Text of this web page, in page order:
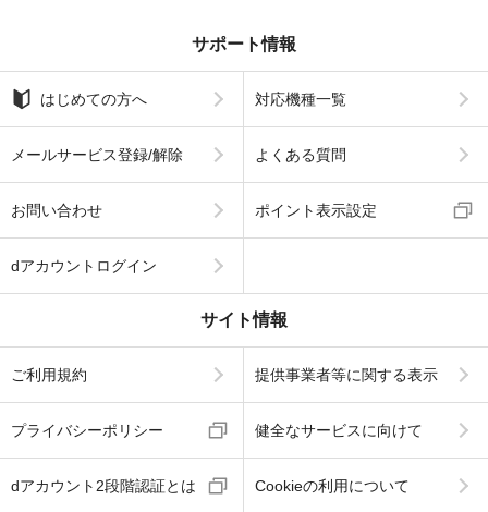
サポート情報
はじめての方へ 対応機種一覧
メールサービス登録/解除 よくある質問
お問い合わせ ポイント表示設定
dアカウントログイン
サイト情報
ご利用規約 提供事業者等に関する表示
プライバシーポリシー 健全なサービスに向けて
dアカウント2段階認証とは Cookieの利用について